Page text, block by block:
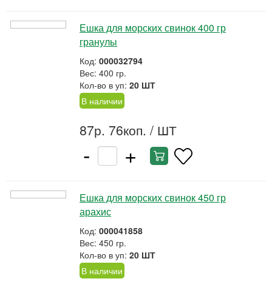
Ешка для морских свинок 400 гр
гранулы
Код: 000032794
Вес: 400 гр.
Кол-во в уп: 20 ШТ
В наличии
87р. 76коп. / ШТ
- +
Ешка для морских свинок 450 гр
арахис
Код: 000041858
Вес: 450 гр.
Кол-во в уп: 20 ШТ
В наличии